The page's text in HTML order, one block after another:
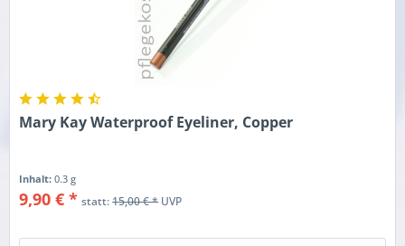
Mary Kay Waterproof Eyeliner, Copper
Inhalt:0.3 g
9,90 € * statt:15,00 € *UVP